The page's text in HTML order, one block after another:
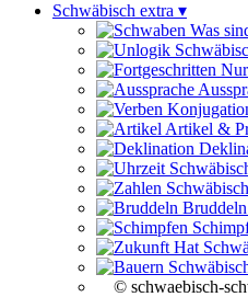
Schwäbisch extra ▾
Was
Artikel &
Hat
© schwaebisch-